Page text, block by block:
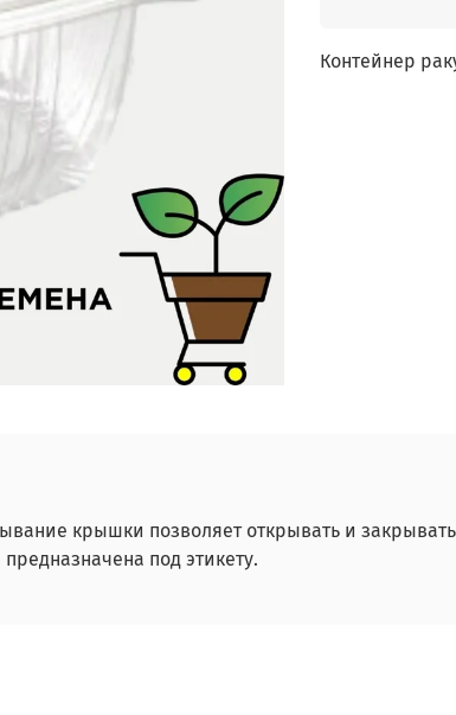
Контейнер
крышки позволяет открывать и
под этикету.